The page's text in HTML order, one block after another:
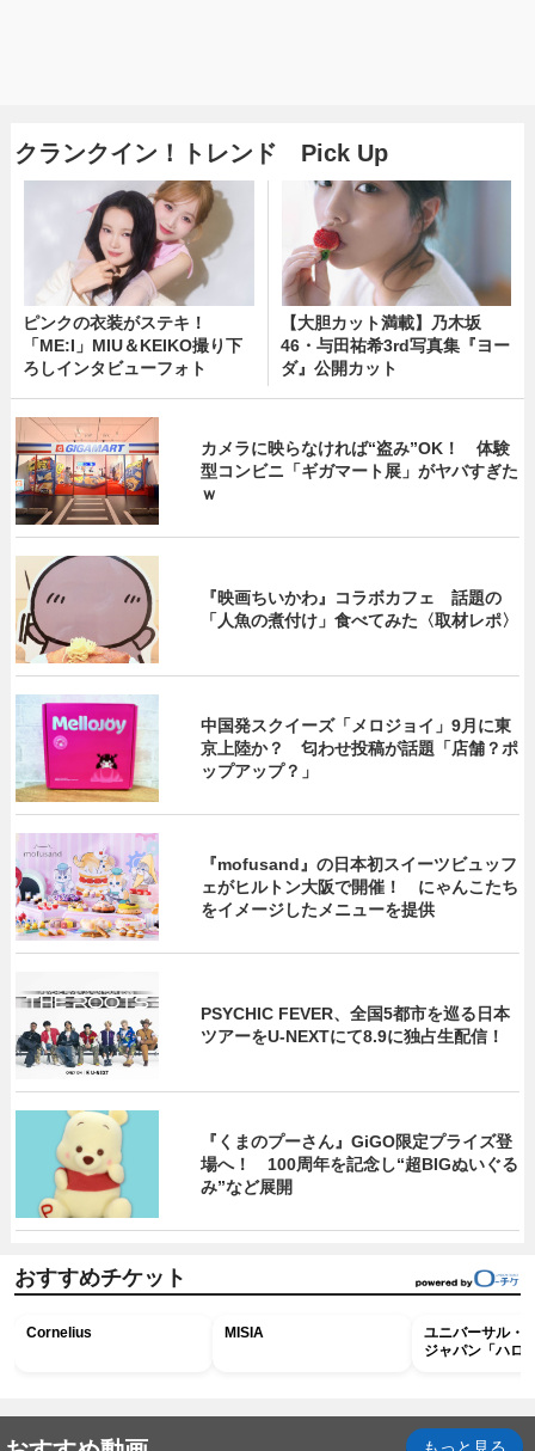
クランクイン！トレンド Pick Up
ピンクの衣装がステキ！
「ME:I」MIU＆KEIKO撮り下
ろしインタビューフォト
【大胆カット満載】乃木坂
46・与田祐希3rd写真集『ヨー
ダ』公開カット
カメラに映らなければ“盗み”OK！ 体験
型コンビニ「ギガマート展」がヤバすぎた
ｗ
『映画ちいかわ』コラボカフェ 話題の
「人魚の煮付け」食べてみた〈取材レポ〉
中国発スクイーズ「メロジョイ」9月に東
京上陸か？ 匂わせ投稿が話題「店舗？ポ
ップアップ？」
『mofusand』の日本初スイーツビュッフ
ェがヒルトン大阪で開催！ にゃんこたち
をイメージしたメニューを提供
PSYCHIC FEVER、全国5都市を巡る日本
ツアーをU‐NEXTにて8.9に独占生配信！
『くまのプーさん』GiGO限定プライズ登
場へ！ 100周年を記念し“超BIGぬいぐる
み”など展開
おすすめチケット
Cornelius MISIA
ユニバーサル・
ジャパン「ハロ
もっと見る